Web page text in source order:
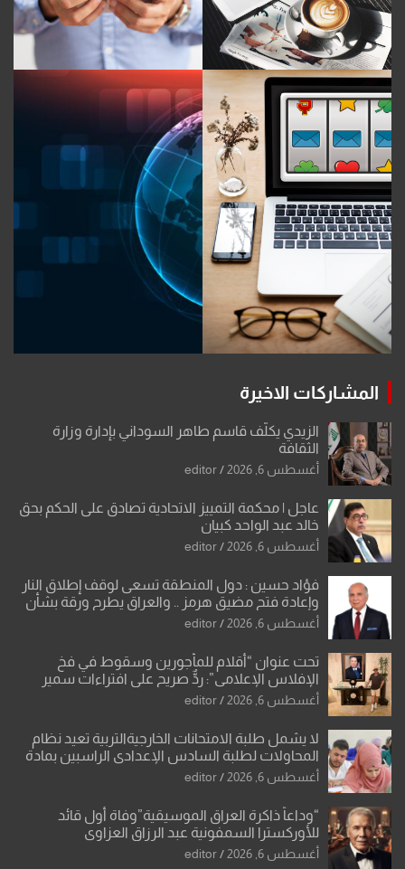
المشاركات الاخيرة
الزيدي يكلّف قاسم طاهر السوداني بإدارة وزارة
الثقافة
أغسطس 6, 2026 editor
عاجل | محكمة التمييز الاتحادية تصادق على الحكم بحق
خالد عبد الواحد كبيان
أغسطس 6, 2026 editor
فؤاد حسين : دول المنطقة تسعى لوقف إطلاق النار
وإعادة فتح مضيق هرمز .. والعراق يطرح ورقة بشأن
تحولات القدس
أغسطس 6, 2026 editor
تحت عنوان “أقلام للمأجورين وسقوط في فخ
الإفلاس الإعلامي”: ردٌّ صريح على افتراءات سمير
الشكرجي
أغسطس 6, 2026 editor
لا يشمل طلبة الامتحانات الخارجيةالتربية تعيد نظام
المحاولات لطلبة السادس الإعدادي الراسبين بمادة
أو مادتين
أغسطس 6, 2026 editor
“وداعاً ذاكرة العراق الموسيقية”وفاة أول قائد
للأوركسترا السمفونية عبد الرزاق العزاوي
أغسطس 6, 2026 editor